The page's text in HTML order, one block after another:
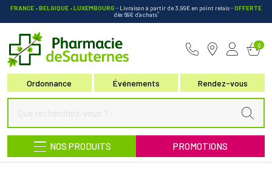
FRANCE • BELGIQUE • LUXEMBOURG - Livraison à partir de 3,99€ en point relais-OFFERTE
dès 69€ d’achats*
Ordonnance Événements Rendez-vous
0
NOS PRODUITS PROMOTIONS